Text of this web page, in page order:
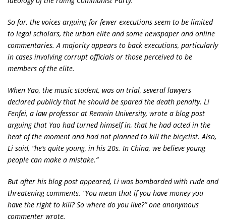
So far, the voices arguing for fewer executions seem to be limited
to legal scholars, the urban elite and some newspaper and online
commentaries. A majority appears to back executions, particularly
in cases involving corrupt officials or those perceived to be
members of the elite.
When Yao, the music student, was on trial, several lawyers
declared publicly that he should be spared the death penalty. Li
Fenfei, a law professor at Remnin University, wrote a blog post
arguing that Yao had turned himself in, that he had acted in the
heat of the moment and had not planned to kill the bicyclist. Also,
Li said, “he’s quite young, in his 20s. In China, we believe young
people can make a mistake.”
But after his blog post appeared, Li was bombarded with rude and
threatening comments. “You mean that if you have money you
have the right to kill? So where do you live?” one anonymous
commenter wrote.